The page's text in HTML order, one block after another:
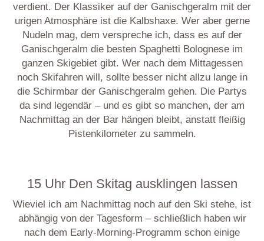
verdient. Der Klassiker auf der Ganischgeralm mit der
urigen Atmosphäre ist die Kalbshaxe. Wer aber gerne
Nudeln mag, dem verspreche ich, dass es auf der
Ganischgeralm die besten Spaghetti Bolognese im
ganzen Skigebiet gibt. Wer nach dem Mittagessen
noch Skifahren will, sollte besser nicht allzu lange in
die Schirmbar der Ganischgeralm gehen. Die Partys
da sind legendär – und es gibt so manchen, der am
Nachmittag an der Bar hängen bleibt, anstatt fleißig
Pistenkilometer zu sammeln.
15 Uhr Den Skitag ausklingen lassen
Wieviel ich am Nachmittag noch auf den Ski stehe, ist
abhängig von der Tagesform – schließlich haben wir
nach dem Early-Morning-Programm schon einige